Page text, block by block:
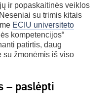
ir popaskaitinės veiklos
su trimis kitais
ECIU universiteto
kompetencijos“
patirtis, daug
su žmonėmis iš viso
– paslėpti